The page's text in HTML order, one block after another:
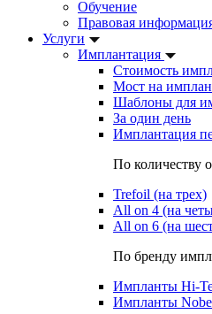
Обучение
Правовая
Услуги
Имплантация
Стоимость
Мост на
Шаблоны для
За один день
Имплантация
По количеству
Trefoil (на трех)
All on 4 (на
All on 6 (на
По бренду
Импланты Hi-
Импланты